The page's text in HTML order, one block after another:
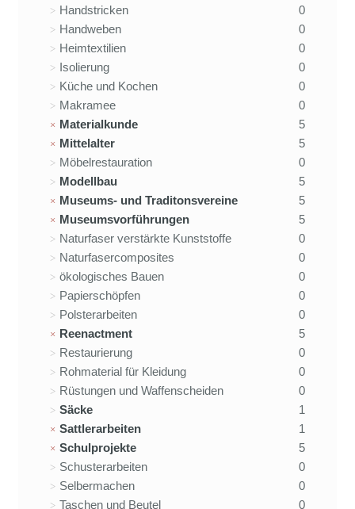
Handstricken
0
Handweben
0
Heimtextilien
0
Isolierung
0
Küche und Kochen
0
Makramee
0
Materialkunde
5
Mittelalter
5
Möbelrestauration
0
Modellbau
5
Museums- und Traditonsvereine
5
Museumsvorführungen
5
Naturfaser verstärkte Kunststoffe
0
Naturfasercomposites
0
ökologisches Bauen
0
Papierschöpfen
0
Polsterarbeiten
0
Reenactment
5
Restaurierung
0
Rohmaterial für Kleidung
0
Rüstungen und Waffenscheiden
0
Säcke
1
Sattlerarbeiten
1
Schulprojekte
5
Schusterarbeiten
0
Selbermachen
0
Taschen und Beutel
0